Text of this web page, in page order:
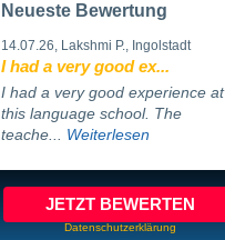
Neueste Bewertung
14.07.26, Lakshmi P., Ingolstadt
I had a very good ex...
I had a very good experience at
this language school. The
teache... Weiterlesen
JETZT BEWERTEN
Datenschutzerklärung